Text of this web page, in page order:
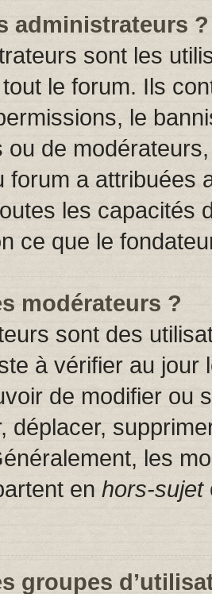
administrateurs ?
sont les
le forum. Ils
le
ou de
forum a attribuées
les capacités
ce que le
modérateurs ?
sont des
à vérifier au jour
de modifier ou
déplacer,
les
en hors-sujet
groupes